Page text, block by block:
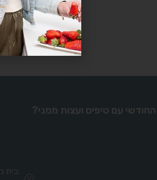
עם טיפים ועצות ממני?